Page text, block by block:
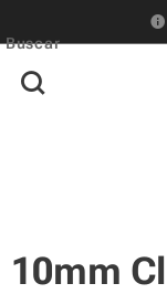
Buscar
10mm